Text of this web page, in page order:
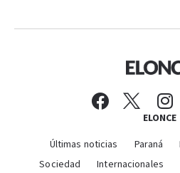
ELONCE
Últimas noticias Paraná
Sociedad
Internacionales